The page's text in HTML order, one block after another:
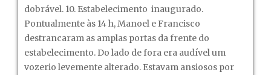
cachaça
–
Capítulo
X
dobrável. 10. Estabelecimento inaugurado.
Pontualmente às 14 h, Manoel e Francisco
destrancaram as amplas portas da frente do
estabelecimento. Do lado de fora era audível um
vozerio levemente alterado. Estavam ansiosos por